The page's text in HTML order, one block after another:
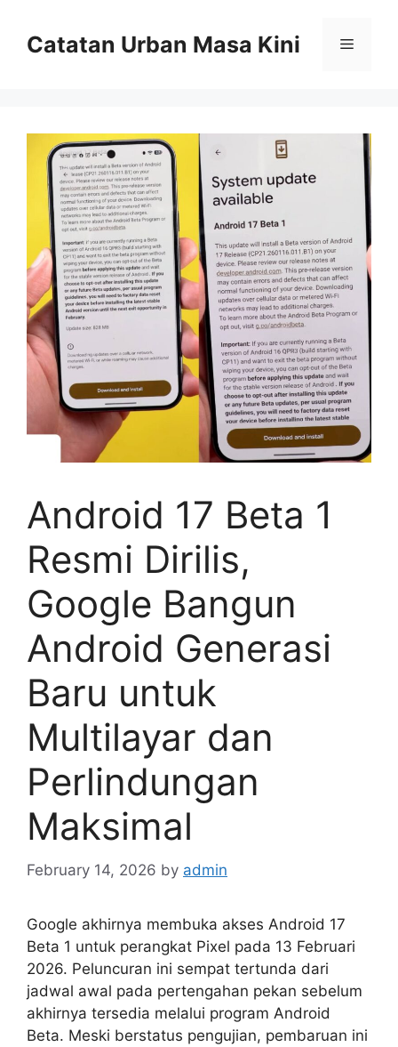
contentCatatan Urban Masa Kini Menu
Android 17 Beta 1
Resmi Dirilis,
Google Bangun
Android Generasi
Baru untuk
Multilayar dan
Perlindungan
Maksimal
February 14, 2026 by admin
Google akhirnya membuka akses Android 17
Beta 1 untuk perangkat Pixel pada 13 Februari
2026. Peluncuran ini sempat tertunda dari
jadwal awal pada pertengahan pekan sebelum
akhirnya tersedia melalui program Android
Beta. Meski berstatus pengujian, pembaruan ini